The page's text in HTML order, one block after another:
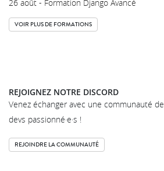
26 août - Formation Django Avancé
VOIR PLUS DE FORMATIONS
REJOIGNEZ NOTRE DISCORD
Venez échanger avec une communauté de
devs passionné·e·s !
REJOINDRE LA COMMUNAUTÉ